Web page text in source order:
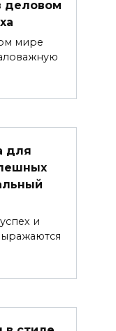
деловом
мире
для
и